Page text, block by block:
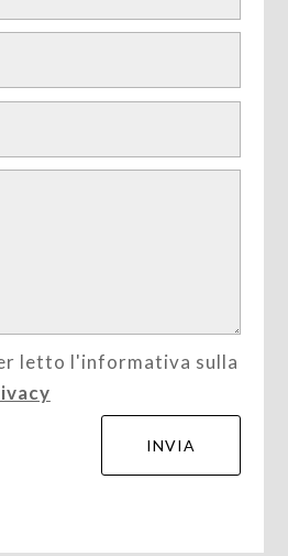
letto l'informativa sulla
INVIA